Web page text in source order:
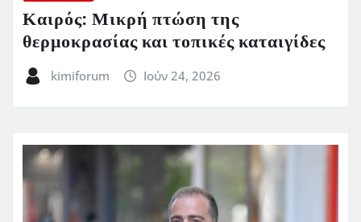
Καιρός: Μικρή πτώση της
θερμοκρασίας και τοπικές καταιγίδες
kimiforum Ιούν 24, 2026